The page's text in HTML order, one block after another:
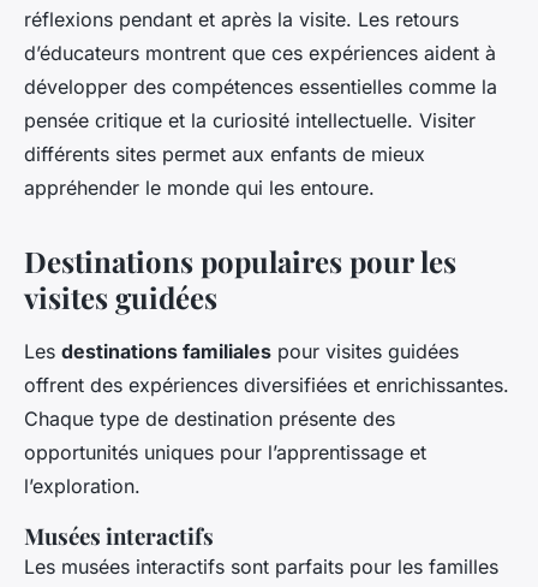
réflexions pendant et après la visite. Les retours
d’éducateurs montrent que ces expériences aident à
développer des compétences essentielles comme la
pensée critique et la curiosité intellectuelle. Visiter
différents sites permet aux enfants de mieux
appréhender le monde qui les entoure.
Destinations populaires pour les
visites guidées
Les destinations familiales pour visites guidées
offrent des expériences diversifiées et enrichissantes.
Chaque type de destination présente des
opportunités uniques pour l’apprentissage et
l’exploration.
Musées interactifs
Les musées interactifs sont parfaits pour les familles